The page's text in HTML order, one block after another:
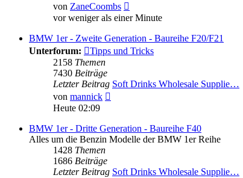
von ZaneCoombs
Beitrag
vor weniger als einer Minute
BMW 1er - Zweite Generation - Baureihe F20/F21
Unterforum:
Tipps und Tricks
2158 Themen
7430 Beiträge
Letzter Beitrag Soft Drinks Wholesale Supplie…
von mannick
Heute 02:09
BMW 1er - Dritte Generation - Baureihe F40
Alles um die Benzin Modelle der BMW 1er Reihe
1428 Themen
1686 Beiträge
Letzter Beitrag Soft Drinks Wholesale Supplie…